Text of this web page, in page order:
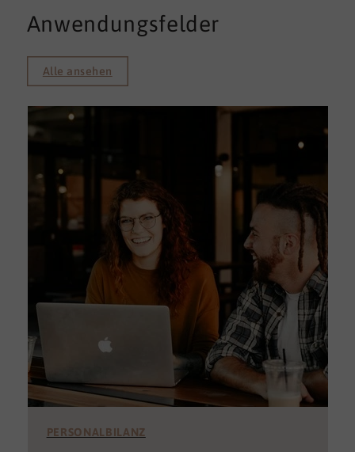
Anwendungsfelder
Alle ansehen
PERSONALBILANZ